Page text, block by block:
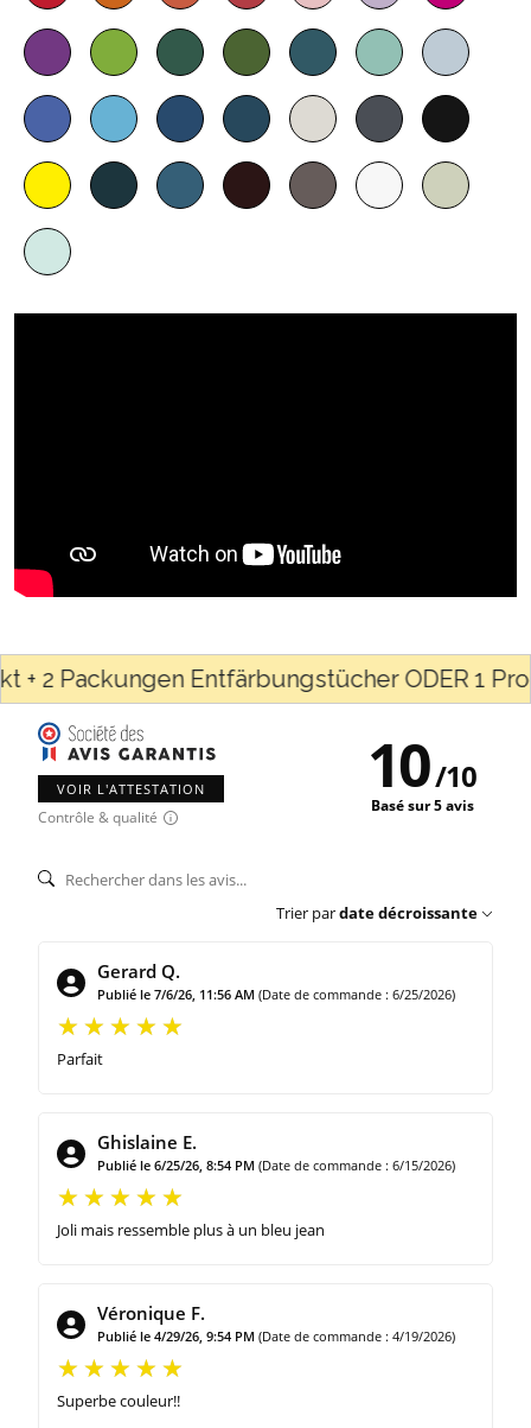
Packungen Entfärbungstücher ODER 1
VOIR L'ATTESTATION
Contrôle & qualité
10/10
Basé sur 5 avis
Trier pardate décroissante
Gerard Q.
Publié le 7/6/26, 11:56 AM (Date de commande : 6/25/2026)
Parfait
Ghislaine E.
Publié le 6/25/26, 8:54 PM (Date de commande : 6/15/2026)
Joli mais ressemble plus à un bleu jean
Véronique F.
Publié le 4/29/26, 9:54 PM (Date de commande : 4/19/2026)
Superbe couleur!!